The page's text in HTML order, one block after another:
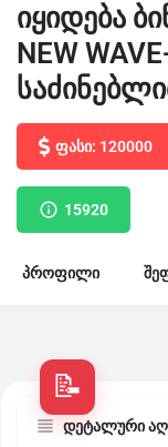
იყიდება
NEW
ფასი: 120000
15920
პროფილი
დეტალური